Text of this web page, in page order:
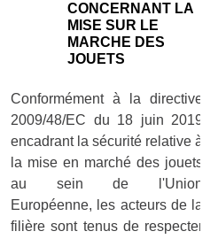
CONCERNANT LA
MISE SUR LE
MARCHE DES
JOUETS
Conformément à la directive
2009/48/EC du 18 juin 2019
encadrant la sécurité relative à
la mise en marché des jouets
au sein de l'Union
Européenne, les acteurs de la
filière sont tenus de respecter